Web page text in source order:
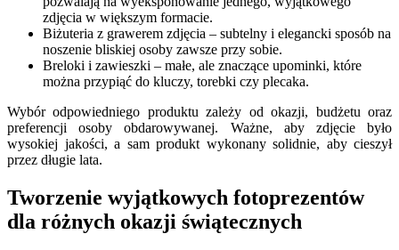
zdjęcia w większym formacie.
Biżuteria z grawerem zdjęcia – subtelny i elegancki sposób na
noszenie bliskiej osoby zawsze przy sobie.
Breloki i zawieszki – małe, ale znaczące upominki, które
można przypiąć do kluczy, torebki czy plecaka.
Wybór odpowiedniego produktu zależy od okazji, budżetu oraz
preferencji osoby obdarowywanej. Ważne, aby zdjęcie było
wysokiej jakości, a sam produkt wykonany solidnie, aby cieszył
przez długie lata.
Tworzenie wyjątkowych fotoprezentów
dla różnych okazji świątecznych